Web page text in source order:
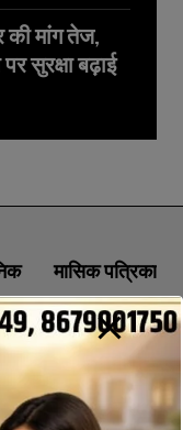
की मांग तेज,
सुरक्षा बढ़ाई
मासिक पत्रिका
NEWSLETTER